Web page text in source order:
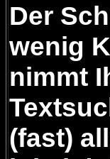
Der
wenig
nimmt
(fast)